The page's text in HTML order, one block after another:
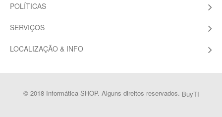
POLÍTICAS
SERVIÇOS
LOCALIZAÇÃO & INFO
© 2018 Informática SHOP. Alguns direitos reservados. BuyTI